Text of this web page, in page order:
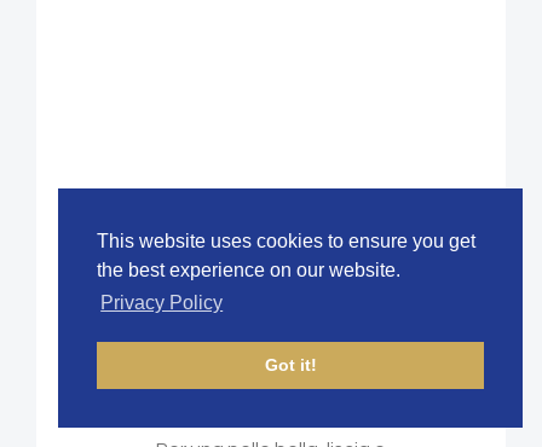
This website uses cookies to ensure you get
the best experience on our website.
Privacy Policy
Got it!
VITAMIN BODY
LOTION